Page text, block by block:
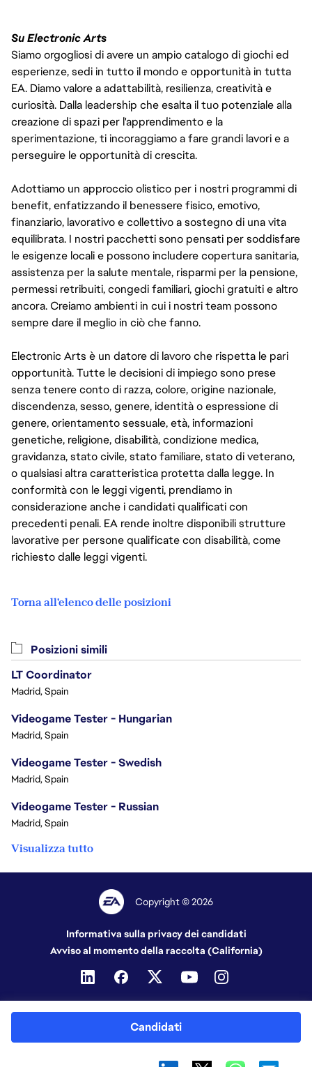
Su Electronic Arts
Siamo orgogliosi di avere un ampio catalogo di giochi ed
esperienze, sedi in tutto il mondo e opportunità in tutta
EA. Diamo valore a adattabilità, resilienza, creatività e
curiosità. Dalla leadership che esalta il tuo potenziale alla
creazione di spazi per l'apprendimento e la
sperimentazione, ti incoraggiamo a fare grandi lavori e a
perseguire le opportunità di crescita.
Adottiamo un approccio olistico per i nostri programmi di
benefit, enfatizzando il benessere fisico, emotivo,
finanziario, lavorativo e collettivo a sostegno di una vita
equilibrata. I nostri pacchetti sono pensati per soddisfare
le esigenze locali e possono includere copertura sanitaria,
assistenza per la salute mentale, risparmi per la pensione,
permessi retribuiti, congedi familiari, giochi gratuiti e altro
ancora. Creiamo ambienti in cui i nostri team possono
sempre dare il meglio in ciò che fanno.
Electronic Arts è un datore di lavoro che rispetta le pari
opportunità. Tutte le decisioni di impiego sono prese
senza tenere conto di razza, colore, origine nazionale,
discendenza, sesso, genere, identità o espressione di
genere, orientamento sessuale, età, informazioni
genetiche, religione, disabilità, condizione medica,
gravidanza, stato civile, stato familiare, stato di veterano,
o qualsiasi altra caratteristica protetta dalla legge. In
conformità con le leggi vigenti, prendiamo in
considerazione anche i candidati qualificati con
precedenti penali. EA rende inoltre disponibili strutture
lavorative per persone qualificate con disabilità, come
richiesto dalle leggi vigenti.
Torna all'elenco delle posizioni
Candidati
Posizioni simili
LT Coordinator
Madrid, Spain
Videogame Tester - Hungarian
Madrid, Spain
Videogame Tester - Swedish
Madrid, Spain
Videogame Tester - Russian
Madrid, Spain
Visualizza tutto
Copyright © 2026
Informativa sulla privacy dei candidati
Avviso al momento della raccolta (California)